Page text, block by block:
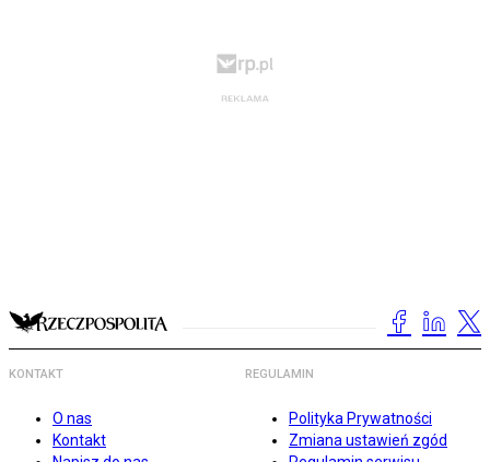
KONTAKT
O nas
Kontakt
REGULAMIN
Polityka Prywatności
Zmiana ustawień zgód